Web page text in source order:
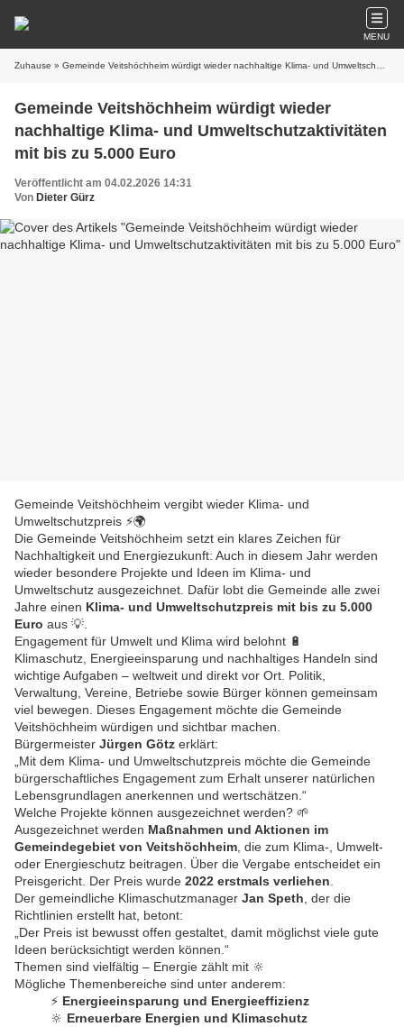
MENU
Zuhause » Gemeinde Veitshöchheim würdigt wieder nachhaltige Klima- und Umweltschutzaktivitäten mit bis zu 5.000 Euro
Gemeinde Veitshöchheim würdigt wieder
nachhaltige Klima- und Umweltschutzaktivitäten
mit bis zu 5.000 Euro
Veröffentlicht am 04.02.2026 14:31
Von Dieter Gürz
Gemeinde Veitshöchheim vergibt wieder Klima- und
Umweltschutzpreis ⚡🌍
Die Gemeinde Veitshöchheim setzt ein klares Zeichen für
Nachhaltigkeit und Energiezukunft: Auch in diesem Jahr werden
wieder besondere Projekte und Ideen im Klima- und
Umweltschutz ausgezeichnet. Dafür lobt die Gemeinde alle zwei
Jahre einen Klima- und Umweltschutzpreis mit bis zu 5.000
Euro aus 💡.
Engagement für Umwelt und Klima wird belohnt 🔋
Klimaschutz, Energieeinsparung und nachhaltiges Handeln sind
wichtige Aufgaben – weltweit und direkt vor Ort. Politik,
Verwaltung, Vereine, Betriebe sowie Bürger können gemeinsam
viel bewegen. Dieses Engagement möchte die Gemeinde
Veitshöchheim würdigen und sichtbar machen.
Bürgermeister Jürgen Götz erklärt:
„Mit dem Klima- und Umweltschutzpreis möchte die Gemeinde
bürgerschaftliches Engagement zum Erhalt unserer natürlichen
Lebensgrundlagen anerkennen und wertschätzen.“
Welche Projekte können ausgezeichnet werden? 🌱
Ausgezeichnet werden Maßnahmen und Aktionen im
Gemeindegebiet von Veitshöchheim , die zum Klima-, Umwelt-
oder Energieschutz beitragen. Über die Vergabe entscheidet ein
Preisgericht. Der Preis wurde 2022 erstmals verliehen
Der gemeindliche Klimaschutzmanager Jan Speth , der die
Richtlinien erstellt hat, betont:
„Der Preis ist bewusst offen gestaltet, damit möglichst viele gute
Ideen berücksichtigt werden können.“
Themen sind vielfältig – Energie zählt mit 🔆
Mögliche Themenbereiche sind unter anderem:
⚡ Energieeinsparung und Energieeffizienz
🔆 Erneuerbare Energien und Klimaschutz